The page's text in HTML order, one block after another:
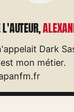
L'AUTEUR,
Dark
mon métier.